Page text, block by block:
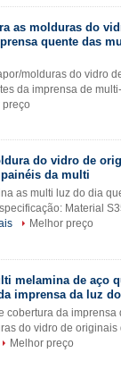
as molduras do
quente das
molduras do vidro
da imprensa de
preço
do vidro de
da multi
as multi luz do dia
Material
Melhor preço
melamina de aço
imprensa da luz
cobertura da imprensa
do vidro de
Melhor preço